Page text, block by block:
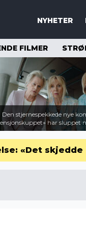
NYHETER
FILMER
Den stjernespekkede nye
har sluppet
«Det